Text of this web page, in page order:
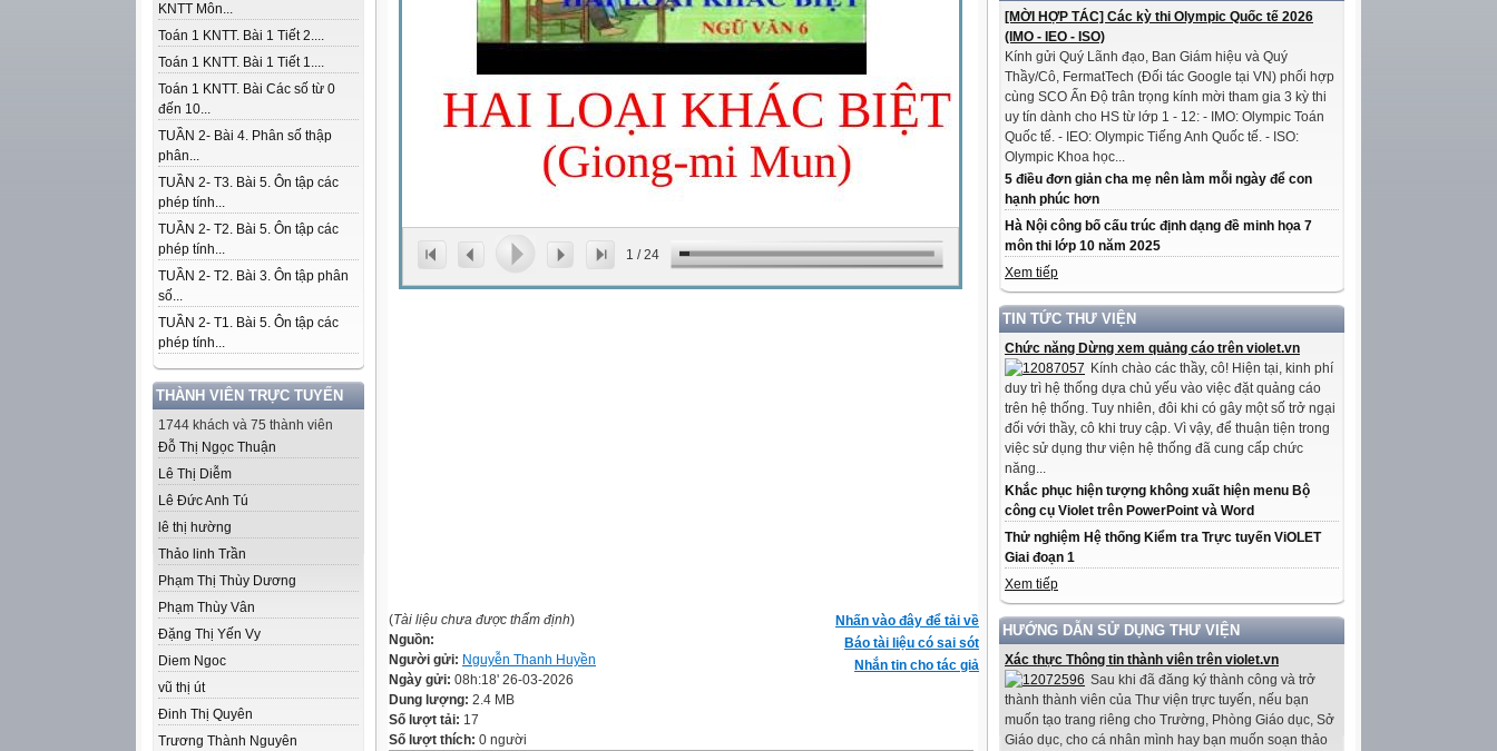
KNTT Môn...
Toán 1 KNTT. Bài 1 Tiết 2....
Toán 1 KNTT. Bài 1 Tiết 1....
Toán 1 KNTT. Bài Các số từ 0
đến 10...
TUẦN 2- Bài 4. Phân số thập
phân...
TUẦN 2- T3. Bài 5. Ôn tập các
phép tính...
TUẦN 2- T2. Bài 5. Ôn tập các
phép tính...
TUẦN 2- T2. Bài 3. Ôn tập phân
số...
TUẦN 2- T1. Bài 5. Ôn tập các
phép tính...
THÀNH VIÊN TRỰC TUYẾN
1744 khách và 75 thành viên
Đỗ Thị Ngọc Thuận
Lê Thị Diễm
Lê Đức Anh Tú
lê thị hường
Thảo linh Trần
Phạm Thị Thùy Dương
Phạm Thùy Vân
Đặng Thị Yến Vy
Diem Ngoc
vũ thị út
Đinh Thị Quyên
Trương Thành Nguyên
[MỜI HỢP TÁC] Các kỳ thi Olympic Quốc tế 2026
(IMO - IEO - ISO)
Kính gửi Quý Lãnh đạo, Ban Giám hiệu và Quý
Thầy/Cô, FermatTech (Đối tác Google tại VN) phối hợp
cùng SCO Ấn Độ trân trọng kính mời tham gia 3 kỳ thi
uy tín dành cho HS từ lớp 1 - 12: - IMO: Olympic Toán
Quốc tế. - IEO: Olympic Tiếng Anh Quốc tế. - ISO:
Olympic Khoa học...
5 điều đơn giản cha mẹ nên làm mỗi ngày để con
hạnh phúc hơn
Hà Nội công bố cấu trúc định dạng đề minh họa 7
môn thi lớp 10 năm 2025
Xem tiếp
TIN TỨC THƯ VIỆN
Chức năng Dừng xem quảng cáo trên violet.vn
Kính chào các thầy, cô! Hiện tại, kinh phí
duy trì hệ thống dựa chủ yếu vào việc đặt quảng cáo
trên hệ thống. Tuy nhiên, đôi khi có gây một số trở ngại
đối với thầy, cô khi truy cập. Vì vậy, để thuận tiện trong
việc sử dụng thư viện hệ thống đã cung cấp chức
năng...
Khắc phục hiện tượng không xuất hiện menu Bộ
công cụ Violet trên PowerPoint và Word
Thử nghiệm Hệ thống Kiểm tra Trực tuyến ViOLET
Giai đoạn 1
Xem tiếp
HƯỚNG DẪN SỬ DỤNG THƯ VIỆN
Xác thực Thông tin thành viên trên violet.vn
Sau khi đã đăng ký thành công và trở
thành thành viên của Thư viện trực tuyến, nếu bạn
muốn tạo trang riêng cho Trường, Phòng Giáo dục, Sở
Giáo dục, cho cá nhân mình hay bạn muốn soạn thảo
1 /24
Nhấn vào đây để tải về
Báo tài liệu có sai sót
Nhắn tin cho tác giả
(Tài liệu chưa được thẩm định)
Nguồn:
Người gửi: Nguyễn Thanh Huyền
Ngày gửi: 08h:18' 26-03-2026
Dung lượng: 2.4 MB
Số lượt tải: 17
Số lượt thích: 0 người